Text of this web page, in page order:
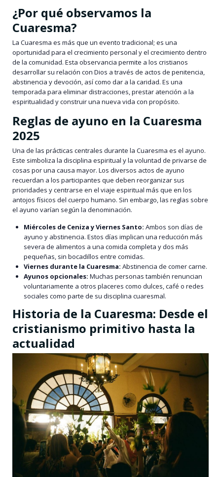
¿Por qué observamos la
Cuaresma?
La Cuaresma es más que un evento tradicional; es una
oportunidad para el crecimiento personal y el crecimiento dentro
de la comunidad. Esta observancia permite a los cristianos
desarrollar su relación con Dios a través de actos de penitencia,
abstinencia y devoción, así como dar a la caridad. Es una
temporada para eliminar distracciones, prestar atención a la
espiritualidad y construir una nueva vida con propósito.
Reglas de ayuno en la Cuaresma
2025
Una de las prácticas centrales durante la Cuaresma es el ayuno.
Este simboliza la disciplina espiritual y la voluntad de privarse de
cosas por una causa mayor. Los diversos actos de ayuno
recuerdan a los participantes que deben reorganizar sus
prioridades y centrarse en el viaje espiritual más que en los
antojos físicos del cuerpo humano. Sin embargo, las reglas sobre
el ayuno varían según la denominación.
Miércoles de Ceniza y Viernes Santo: Ambos son días de
ayuno y abstinencia. Estos días implican una reducción más
severa de alimentos a una comida completa y dos más
pequeñas, sin bocadillos entre comidas.
Viernes durante la Cuaresma: Abstinencia de comer carne.
Ayunos opcionales: Muchas personas también renuncian
voluntariamente a otros placeres como dulces, café o redes
sociales como parte de su disciplina cuaresmal.
Historia de la Cuaresma: Desde el
cristianismo primitivo hasta la
actualidad